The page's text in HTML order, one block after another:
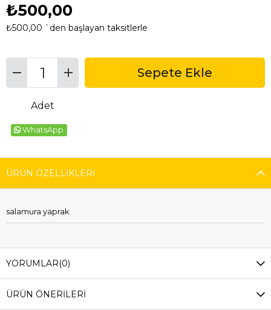
₺500,00
₺500,00 `den başlayan taksitlerle
Adet
WhatsApp
ÜRÜN ÖZELLIKLERI
salamura yaprak
YORUMLAR(0)
ÜRÜN ÖNERILERI